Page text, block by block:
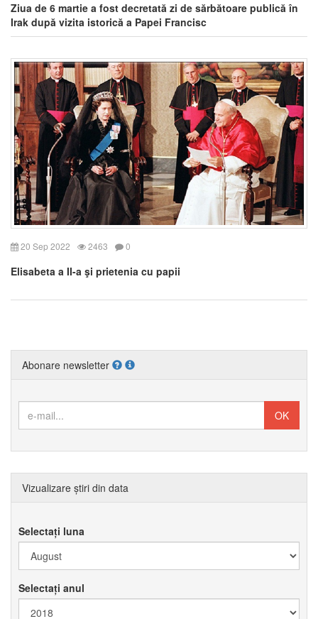
Ziua de 6 martie a fost decretată zi de sărbătoare publică în
Irak după vizita istorică a Papei Francisc
20 Sep 2022 2463 0
Elisabeta a II-a şi prietenia cu papii
Abonare newsletter
Vizualizare știri din data
Selectați luna
Selectați anul